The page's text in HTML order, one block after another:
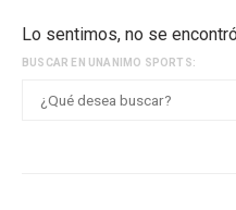
Lo sentimos, no se
BUSCAR EN UNANIMO SPORTS: